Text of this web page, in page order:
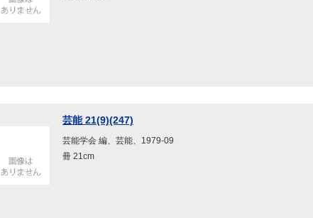
芸能 21(9)(247)
芸能学会 編、芸能、1979-09
冊 21cm